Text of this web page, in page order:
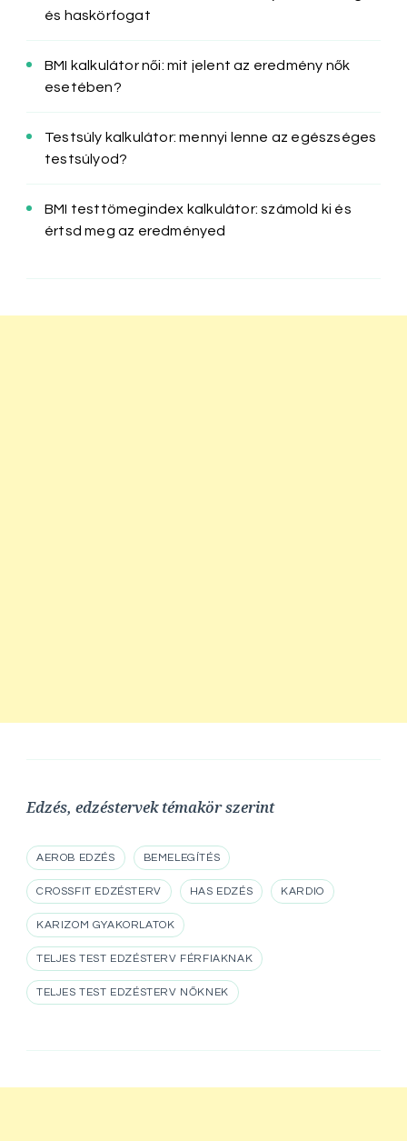
és haskörfogat
BMI kalkulátor női: mit jelent az eredmény nők
esetében?
Testsúly kalkulátor: mennyi lenne az egészséges
testsúlyod?
BMI testtömegindex kalkulátor: számold ki és
értsd meg az eredményed
Edzés, edzéstervek témakör szerint
AEROB EDZÉS BEMELEGÍTÉS
CROSSFIT EDZÉSTERV HAS EDZÉS KARDIO
KARIZOM GYAKORLATOK
TELJES TEST EDZÉSTERV FÉRFIAKNAK
TELJES TEST EDZÉSTERV NŐKNEK